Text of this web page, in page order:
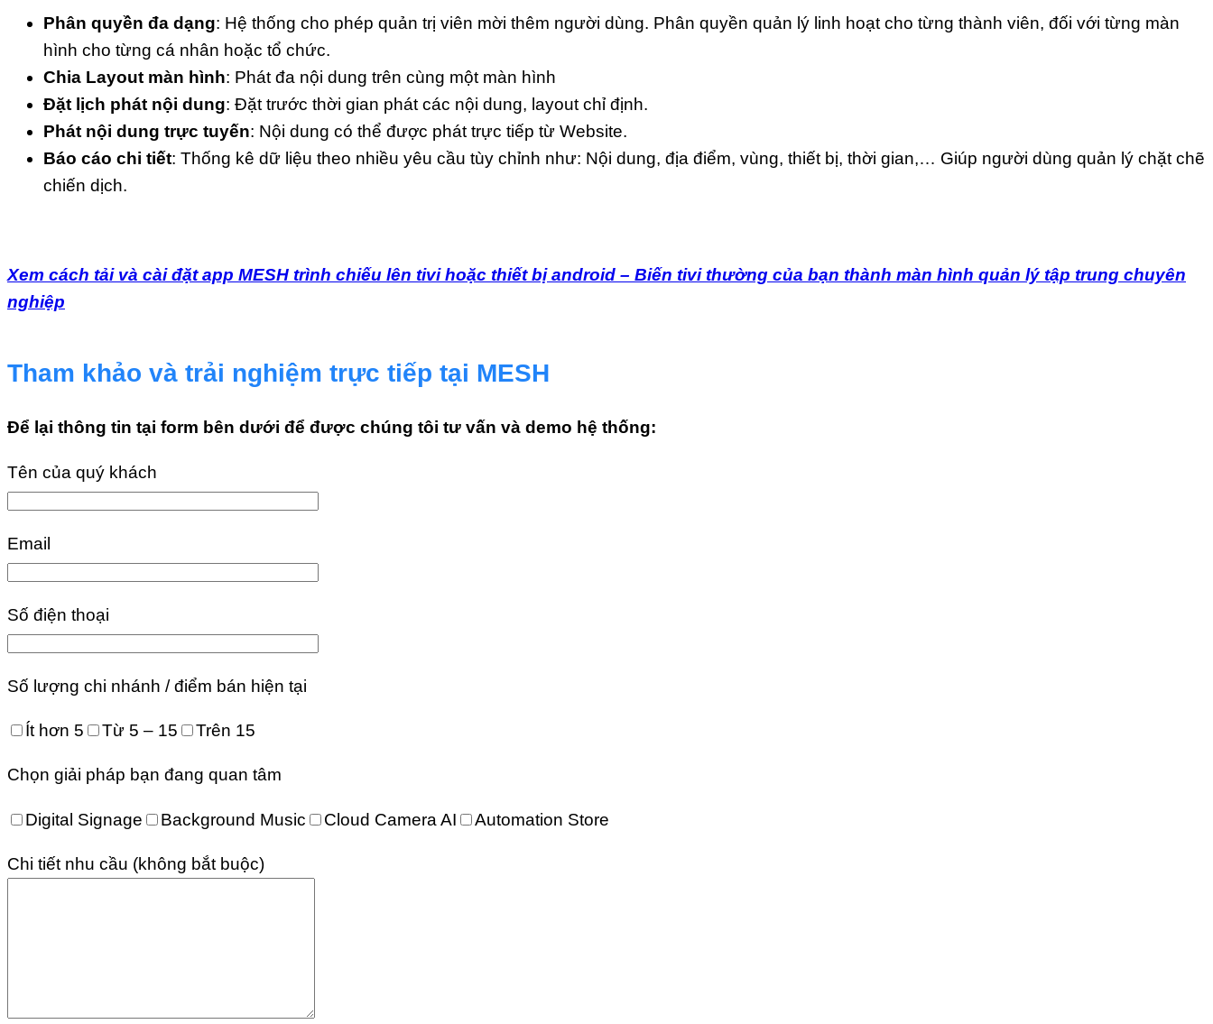
Phân quyền đa dạng: Hệ thống cho phép quản trị viên mời thêm người dùng. Phân quyền quản lý linh hoạt cho từng thành viên, đối với từng màn
hình cho từng cá nhân hoặc tổ chức.
Chia Layout màn hình: Phát đa nội dung trên cùng một màn hình
Đặt lịch phát nội dung: Đặt trước thời gian phát các nội dung, layout chỉ định.
Phát nội dung trực tuyến: Nội dung có thể được phát trực tiếp từ Website.
Báo cáo chi tiết: Thống kê dữ liệu theo nhiều yêu cầu tùy chỉnh như: Nội dung, địa điểm, vùng, thiết bị, thời gian,… Giúp người dùng quản lý chặt chẽ
chiến dịch.
Xem cách tải và cài đặt app MESH trình chiếu lên tivi hoặc thiết bị android – Biến tivi thường của bạn thành màn hình quản lý tập trung chuyên
nghiệp
Tham khảo và trải nghiệm trực tiếp tại MESH
Để lại thông tin tại form bên dưới để được chúng tôi tư vấn và demo hệ thống:
Tên của quý khách
Email
Số điện thoại
Số lượng chi nhánh / điểm bán hiện tại
Ít hơn 5 Từ 5 – 15 Trên 15
Chọn giải pháp bạn đang quan tâm
Digital Signage Background Music Cloud Camera AI Automation Store
Chi tiết nhu cầu (không bắt buộc)